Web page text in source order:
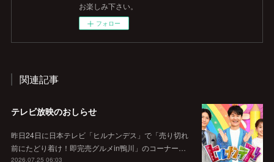
お楽しみ下さい。
フォロー
関連記事
テレビ放映のおしらせ
昨日24日に日本テレビ「ヒルナンデス」で「売り切れ
前にたどり着け！即完売グルメin鴨川」のコーナー…
2026.07.25 06:03